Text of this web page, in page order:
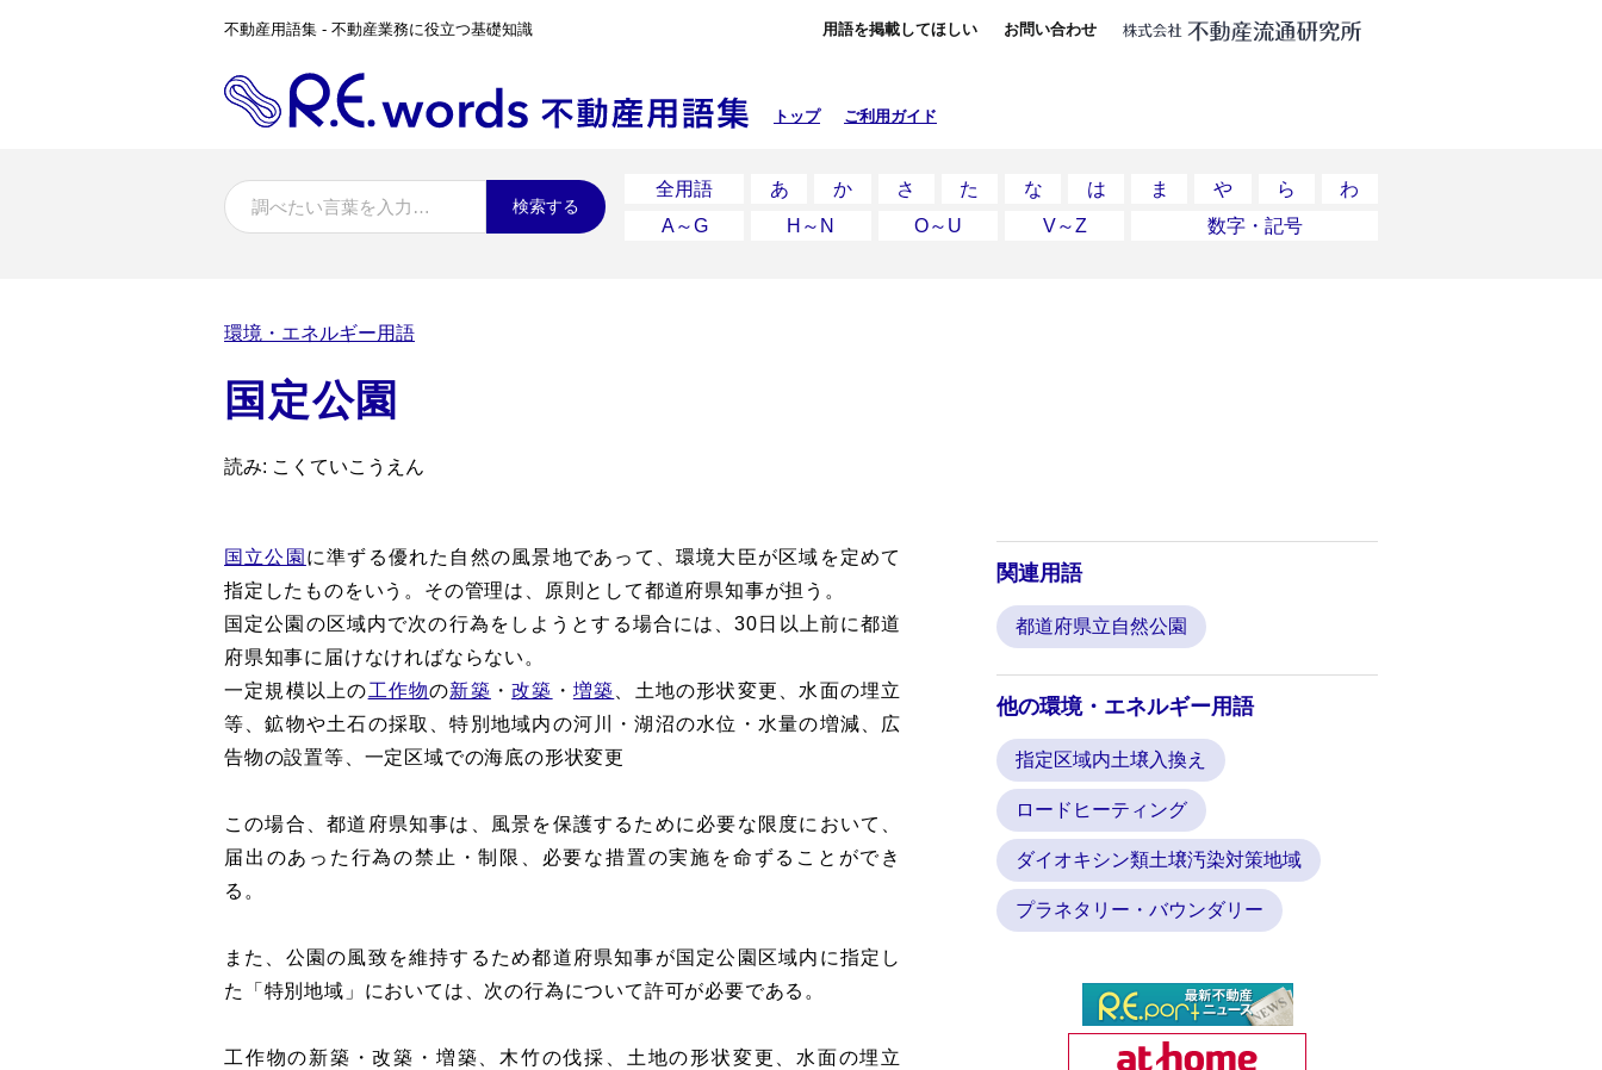
不動産用語集 - 不動産業務に役立つ基礎知識 用語を掲載してほしい お問い合わせ
トップ ご利用ガイド
検索する
全用語 あ か さ た な は ま や ら
わ
A～G
H～N O～U V～Z 数字・記号
環境・エネルギー用語
国定公園
読み: こくていこうえん
国立公園 に準ずる優れた自然の風景地であって、環境大臣が区域を定めて
指定したものをいう。その管理は、原則として都道府県知事が担う。
国定公園の区域内で次の行為をしようとする場合には、30日以上前に都道
府県知事に届けなければならない。
一定規模以上の工作物の新築 ・改築 ・ 増築 、土地の形状変更、水面の埋立
等、鉱物や土石の採取、特別地域内の河川・湖沼の水位・水量の増減、広
告物の設置等、一定区域での海底の形状変更
この場合、都道府県知事は、風景を保護するために必要な限度において、
届出のあった行為の禁止・制限、必要な措置の実施を命ずることができ
る。
また、公園の風致を維持するため都道府県知事が国定公園区域内に指定し
た「特別地域」においては、次の行為について許可が必要である。
工作物の新築・改築・増築、木竹の伐採、土地の形状変更、水面の埋立
関連用語
都道府県立自然公園
他の環境・エネルギー用語
指定区域内土壌入換え
ロードヒーティング
ダイオキシン類土壌汚染対策地域
プラネタリー・バウンダリー